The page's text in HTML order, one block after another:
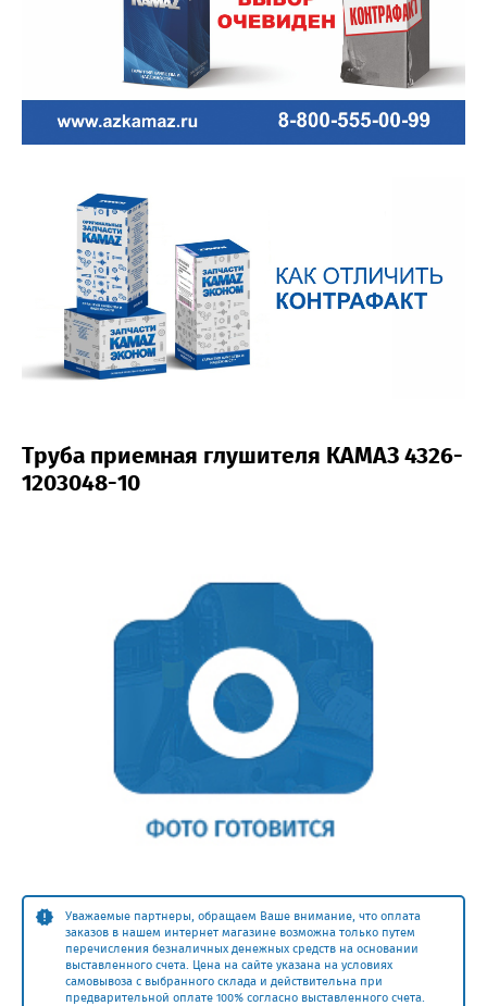
Труба приемная глушителя КАМАЗ 4326-
1203048-10
Уважаемые партнеры, обращаем Ваше внимание, что оплата
заказов в нашем интернет магазине возможна только путем
перечисления безналичных денежных средств на основании
выставленного счета. Цена на сайте указана на условиях
самовывоза с выбранного склада и действительна при
предварительной оплате 100% согласно выставленного счета.